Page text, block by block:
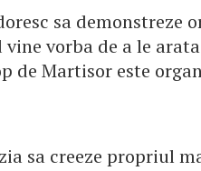
sa
vorba de a le
de Martisor este
sa creeze propriul